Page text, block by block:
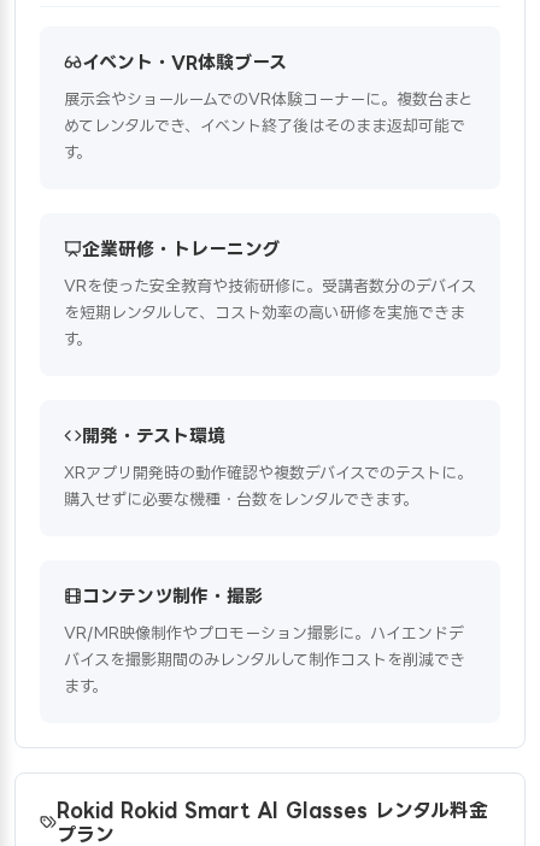
イベント・VR体験ブース
展示会やショールームでのVR体験コーナーに。複数台まと
めてレンタルでき、イベント終了後はそのまま返却可能で
す。
企業研修・トレーニング
VRを使った安全教育や技術研修に。受講者数分のデバイス
を短期レンタルして、コスト効率の高い研修を実施できま
す。
開発・テスト環境
XRアプリ開発時の動作確認や複数デバイスでのテストに。
購入せずに必要な機種・台数をレンタルできます。
コンテンツ制作・撮影
VR/MR映像制作やプロモーション撮影に。ハイエンドデ
バイスを撮影期間のみレンタルして制作コストを削減でき
ます。
Rokid Rokid Smart AI Glasses レンタル料金
プラン